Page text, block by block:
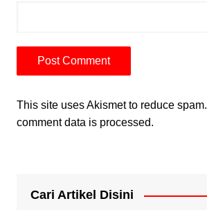
This site uses Akismet to reduce spam.
comment data is processed.
Cari Artikel Disini